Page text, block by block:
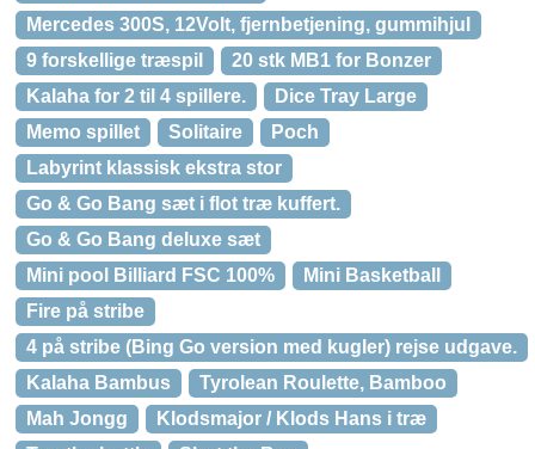
Mercedes 300S, 12Volt, fjernbetjening, gummihjul
9 forskellige træspil
20 stk MB1 for Bonzer
Kalaha for 2 til 4 spillere.
Dice Tray Large
Memo spillet
Solitaire
Poch
Labyrint klassisk ekstra stor
Go & Go Bang sæt i flot træ kuffert.
Go & Go Bang deluxe sæt
Mini pool Billiard FSC 100%
Mini Basketball
Fire på stribe
4 på stribe (Bing Go version med kugler) rejse udgave.
Kalaha Bambus
Tyrolean Roulette, Bamboo
Mah Jongg
Klodsmajor / Klods Hans i træ